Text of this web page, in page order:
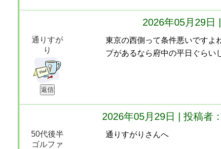
2026年05月29日
通りすが
り
東京の西側って条件悪いですよ
プがあるなら府中の平日ぐらい
2026年05月29日 | 投稿者
50代後半
ゴルファ
通りすがりさんへ